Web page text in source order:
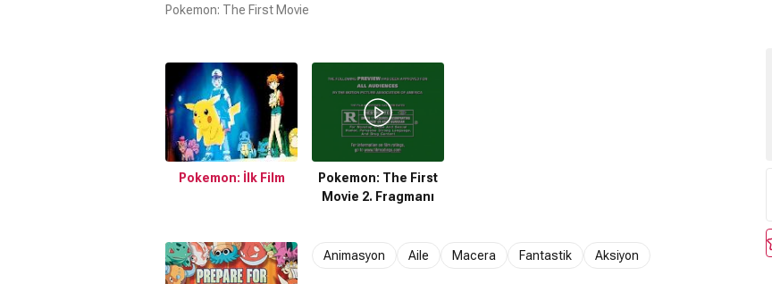
Pokemon: The First Movie
Pokemon: İlk Film
Pokemon: The First
Movie 2. Fragmanı
Animasyon Aile Macera Fantastik Aksiyon